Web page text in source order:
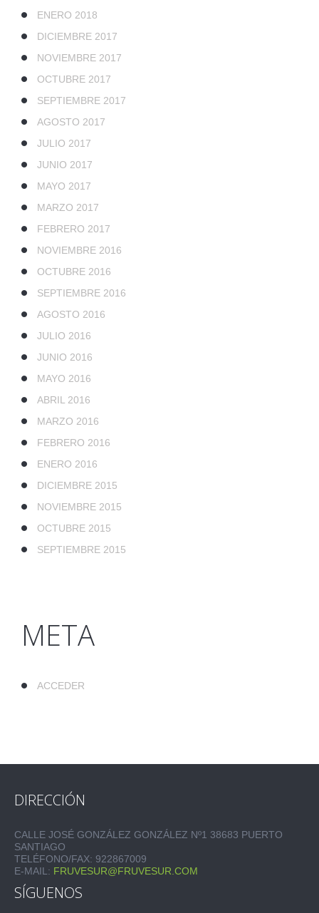
ENERO 2018
DICIEMBRE 2017
NOVIEMBRE 2017
OCTUBRE 2017
SEPTIEMBRE 2017
AGOSTO 2017
JULIO 2017
JUNIO 2017
MAYO 2017
MARZO 2017
FEBRERO 2017
NOVIEMBRE 2016
OCTUBRE 2016
SEPTIEMBRE 2016
AGOSTO 2016
JULIO 2016
JUNIO 2016
MAYO 2016
ABRIL 2016
MARZO 2016
FEBRERO 2016
ENERO 2016
DICIEMBRE 2015
NOVIEMBRE 2015
OCTUBRE 2015
SEPTIEMBRE 2015
META
ACCEDER
DIRECCIÓN
CALLE JOSÉ GONZÁLEZ GONZÁLEZ Nº1 38683 PUERTO
SANTIAGO
TELÉFONO/FAX: 922867009
E-MAIL: FRUVESUR@FRUVESUR.COM
SÍGUENOS